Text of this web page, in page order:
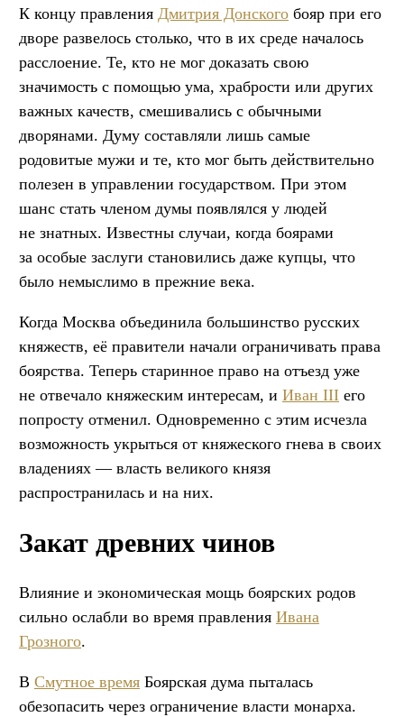
К концу правления Дмитрия Донского бояр при его
дворе развелось столько, что в их среде началось
расслоение. Те, кто не мог доказать свою
значимость с помощью ума, храбрости или других
важных качеств, смешивались с обычными
дворянами. Думу составляли лишь самые
родовитые мужи и те, кто мог быть действительно
полезен в управлении государством. При этом
шанс стать членом думы появлялся у людей
не знатных. Известны случаи, когда боярами
за особые заслуги становились даже купцы, что
было немыслимо в прежние века.
Когда Москва объединила большинство русских
княжеств, её правители начали ограничивать права
боярства. Теперь старинное право на отъезд уже
не отвечало княжеским интересам, и Иван III его
попросту отменил. Одновременно с этим исчезла
возможность укрыться от княжеского гнева в своих
владениях — власть великого князя
распространилась и на них.
Закат древних чинов
Влияние и экономическая мощь боярских родов
сильно ослабли во время правления Ивана
Грозного.
В Смутное время Боярская дума пыталась
обезопасить через ограничение власти монарха.